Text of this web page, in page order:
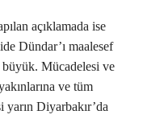
açıklamada ise
Dündar’ı maalesef
büyük. Mücadelesi ve
ve tüm
yarın Diyarbakır’da